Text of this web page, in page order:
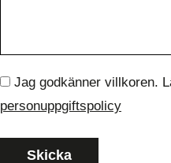
Jag godkänner villkoren.
personuppgiftspolicy